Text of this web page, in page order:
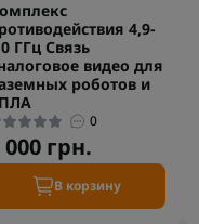
4,9-
ГГц Связь
видео для
роботов и
0
000 грн.
В корзину